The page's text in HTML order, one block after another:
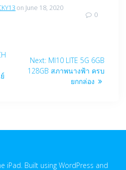
on June 18, 2020
0
Next: Next
post:
MI10 LITE 5G 6GB
128GB สภาพนางฟ้า ครบ
ยกกล่อง
iPad. Built using WordPress and